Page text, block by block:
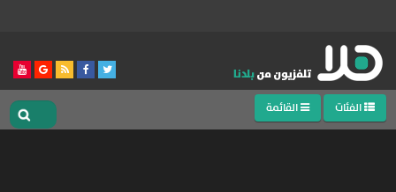
الفئات القائمة